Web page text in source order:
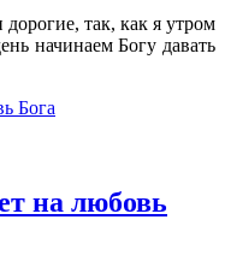
так, как я утром
начинаем Богу давать
Бога
на любовь